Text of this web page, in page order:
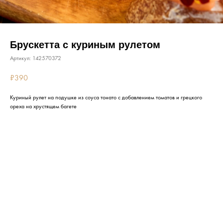
Брускетта с куриным рулетом
Артикул: 142570372
₽390
Куриный рулет на подушке из соуса тонато с добавлением томатов и грецкого
ореха на хрустящем багете